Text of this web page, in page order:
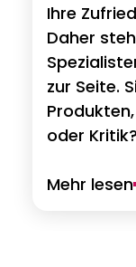
Ihre
Daher
zur Seite.
oder Kritik?
Mehr lesen